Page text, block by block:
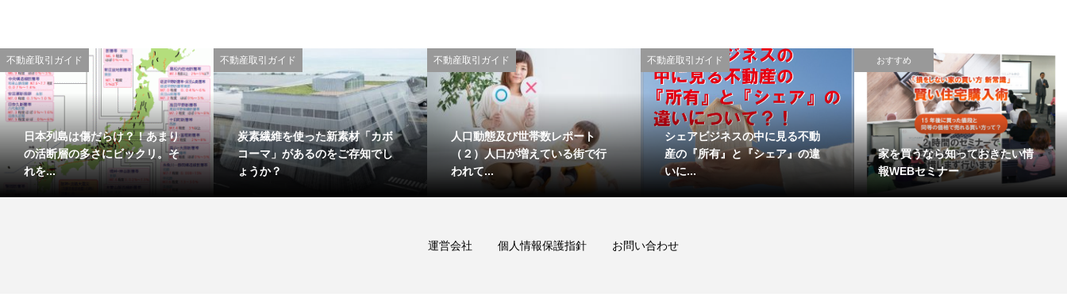
不動産取引ガイド
日本列島は傷だらけ？！あまり
の活断層の多さにビックリ。そ
れを...
不動産取引ガイド
炭素繊維を使った新素材「カボ
コーマ」があるのをご存知でし
ょうか？
不動産取引ガイド
人口動態及び世帯数レポート
（２）人口が増えている街で行
われて...
不動産取引ガイド
シェアビジネスの中に見る不動
産の『所有』と『シェア』の違
いに...
おすすめ
家を買うなら知っておきたい情
報WEBセミナー
運営会社 個人情報保護指針 お問い合わせ